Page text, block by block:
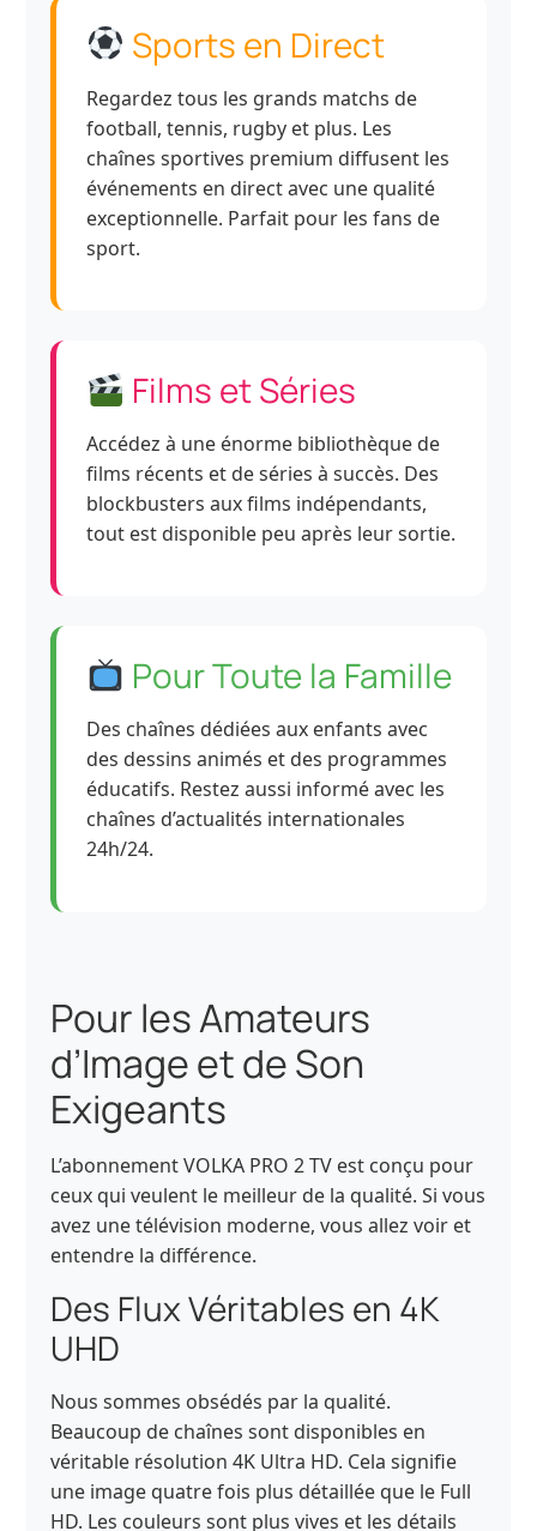
Sports en Direct
Regardez tous les grands matchs de
football, tennis, rugby et plus. Les
chaînes sportives premium diffusent les
événements en direct avec une qualité
exceptionnelle. Parfait pour les fans de
sport.
Films et Séries
Accédez à une énorme bibliothèque de
films récents et de séries à succès. Des
blockbusters aux films indépendants,
tout est disponible peu après leur sortie.
Pour Toute la Famille
Des chaînes dédiées aux enfants avec
des dessins animés et des programmes
éducatifs. Restez aussi informé avec les
chaînes d’actualités internationales
24h/24.
Pour les Amateurs
d’Image et de Son
Exigeants
L’abonnement VOLKA PRO 2 TV est conçu pour
ceux qui veulent le meilleur de la qualité. Si vous
avez une télévision moderne, vous allez voir et
entendre la différence.
Des Flux Véritables en 4K
UHD
Nous sommes obsédés par la qualité.
Beaucoup de chaînes sont disponibles en
véritable résolution 4K Ultra HD. Cela signifie
une image quatre fois plus détaillée que le Full
HD. Les couleurs sont plus vives et les détails